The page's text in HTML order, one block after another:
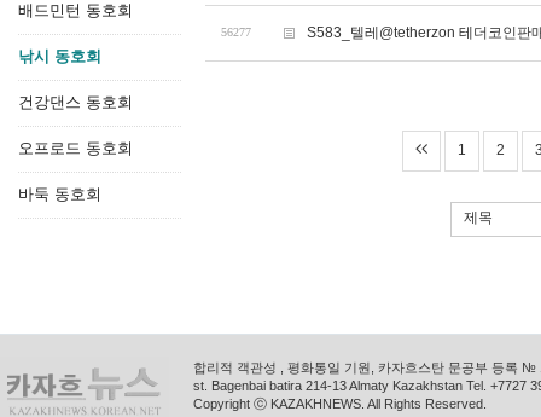
배드민턴 동호회
낚시 동호회
건강댄스 동호회
오프로드 동호회
바둑 동호회
56277 S583_텔레@tetherzon 테더코인판
1 2
제목
합리적 객관성 , 평화통일 기원, 카자흐스탄 문공부 등록
st. Bagenbai batira 214-13 Almaty Kazakhstan Tel. +7727
Copyright ⓒ KAZAKHNEWS. All Rights Reserved.